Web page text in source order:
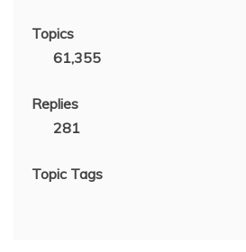
Topics
61,355
Replies
281
Topic Tags